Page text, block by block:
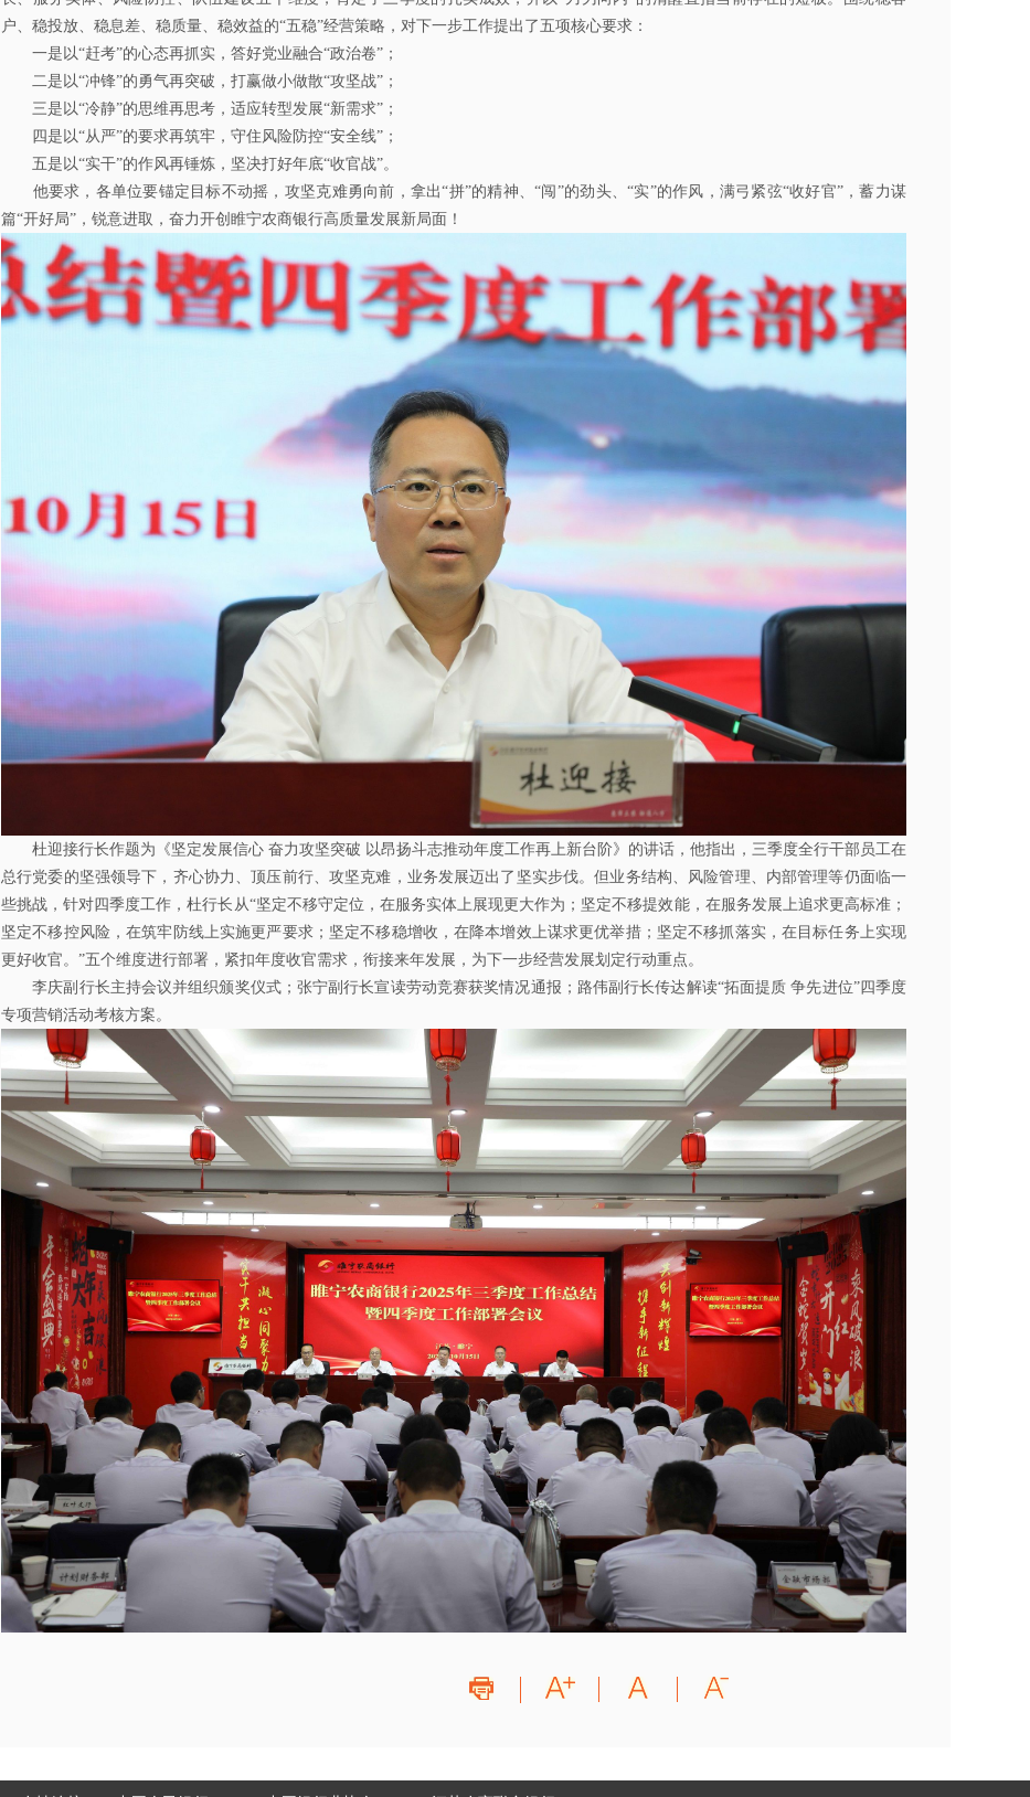
户、稳投放、稳息差、稳质量、稳效益的“五稳”经营策略， 对下一步工作提出了五项核心要求：
一是以“赶考”的心态再抓实，答好党业融合“政治卷” ；
二是以“冲锋”的勇气再突破，打赢做小做散“攻坚战” ；
三是以“冷静”的思维再思考，适应转型发展“新需求” ；
四是以“从严”的要求再筑牢，守住风险防控“安全线” ；
五是以“实干”的作风再锤炼，坚决打好年底“收官战”。
他要求，各单位要锚定目标不动摇，攻坚克难勇向前，拿出“拼”的精神、“闯”的劲头、“实”的作风，满弓紧弦“收好官”，蓄力谋
篇“开好局”，锐意进取，奋力开创睢宁农商银行高质量发展新局面！
杜迎接行长作题为 《坚定发展信心 奋力攻坚突破 以昂扬斗志推动年度工作再上新台阶》 的讲话，他指出，三季度全行干部员工在
总行党委的坚强领导下，齐心协力、顶压前行、攻坚克难，业务发展迈出了坚实步伐。但业务结构、风险管理、内部管理等仍面临一
些挑战，针对四季度工作，杜行长从“坚定不移守定位，在服务实体上展现更大作为；坚定不移提效能，在服务发展上追求更高标准；
坚定不移控风险，在筑牢防线上实施更严要求；坚定不移稳增收，在降本增效上谋求更优举措；坚定不移抓落实，在目标任务上实现
更好收官。”五个维度进行部署，紧扣年度收官需求，衔接来年发展，为下一步经营发展划定行动重点。
李庆副行长主持会议并组织颁奖仪式； 张宁副行长宣读劳动竞赛获奖情况通报； 路伟副行长传达解读“拓面提质 争先进位”四季度
专项营销活动考核方案。